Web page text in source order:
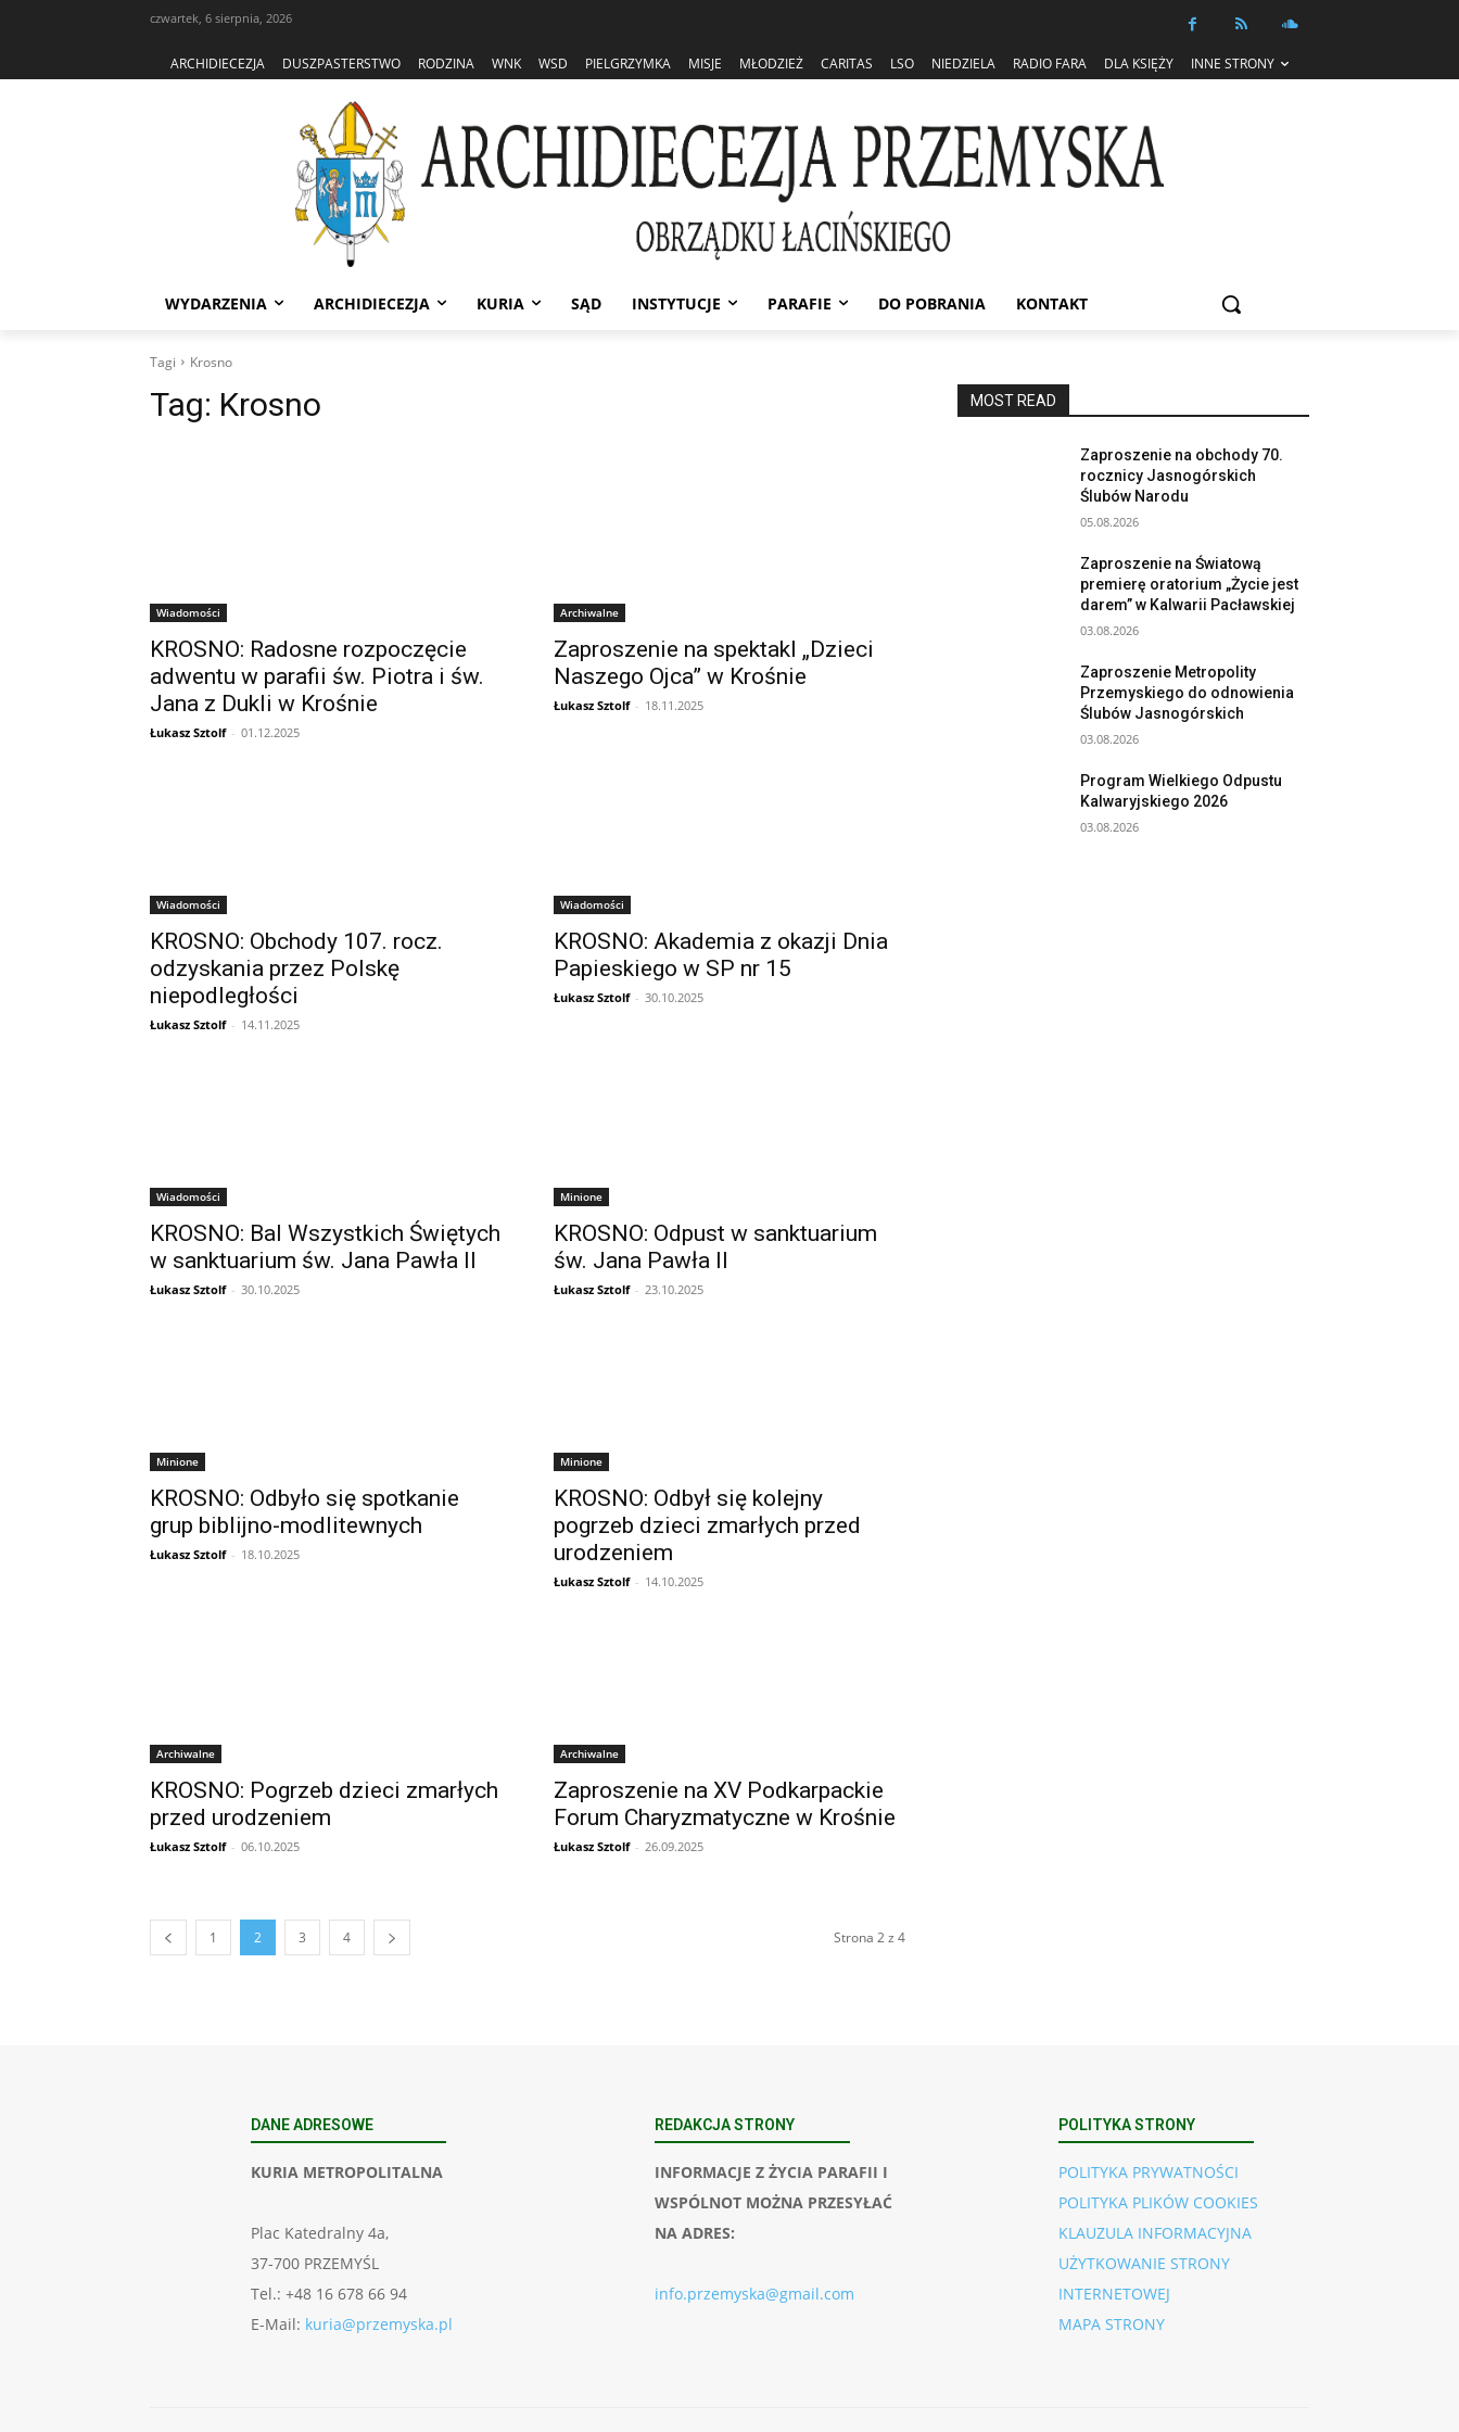
czwartek, 6 sierpnia, 2026
ARCHIDIECEZJA DUSZPASTERSTWO RODZINA WNK WSD PIELGRZYMKA MISJE MŁODZIEŻ CARITAS LSO NIEDZIELA RADIO FARA DLA KSIĘŻY INNE STRONY
WYDARZENIA ARCHIDIECEZJA KURIA SĄD INSTYTUCJE PARAFIE DO POBRANIA KONTAKT
Tagi Krosno
Tag: Krosno
Wiadomości
KROSNO: Radosne rozpoczęcie
adwentu w parafii św. Piotra i św.
Jana z Dukli w Krośnie
Łukasz Sztolf - 01.12.2025
Archiwalne
Zaproszenie na spektakl „Dzieci
Naszego Ojca” w Krośnie
Łukasz Sztolf - 18.11.2025
Wiadomości
KROSNO: Obchody 107. rocz.
odzyskania przez Polskę
niepodległości
Łukasz Sztolf - 14.11.2025
Wiadomości
KROSNO: Akademia z okazji Dnia
Papieskiego w SP nr 15
Łukasz Sztolf - 30.10.2025
Wiadomości
KROSNO: Bal Wszystkich Świętych
w sanktuarium św. Jana Pawła II
Łukasz Sztolf - 30.10.2025
Minione
KROSNO: Odpust w sanktuarium
św. Jana Pawła II
Łukasz Sztolf - 23.10.2025
Minione
KROSNO: Odbyło się spotkanie
grup biblijno-modlitewnych
Łukasz Sztolf - 18.10.2025
Minione
KROSNO: Odbył się kolejny
pogrzeb dzieci zmarłych przed
urodzeniem
Łukasz Sztolf - 14.10.2025
Archiwalne
KROSNO: Pogrzeb dzieci zmarłych
przed urodzeniem
Łukasz Sztolf - 06.10.2025
Archiwalne
Zaproszenie na XV Podkarpackie
Forum Charyzmatyczne w Krośnie
Łukasz Sztolf - 26.09.2025
1 2 3 4 Strona 2 z 4
MOST READ
Zaproszenie na obchody 70.
rocznicy Jasnogórskich
Ślubów Narodu
05.08.2026
Zaproszenie na Światową
premierę oratorium „Życie jest
darem” w Kalwarii Pacławskiej
03.08.2026
Zaproszenie Metropolity
Przemyskiego do odnowienia
Ślubów Jasnogórskich
03.08.2026
Program Wielkiego Odpustu
Kalwaryjskiego 2026
03.08.2026
DANE ADRESOWE
KURIA METROPOLITALNA
Plac Katedralny 4a,
37-700 PRZEMYŚL
Tel.: +48 16 678 66 94
E-Mail: kuria@przemyska.pl
REDAKCJA STRONY
INFORMACJE Z ŻYCIA PARAFII I
WSPÓLNOT MOŻNA PRZESYŁAĆ
NA ADRES:
info.przemyska@gmail.com
POLITYKA STRONY
POLITYKA PRYWATNOŚCI
POLITYKA PLIKÓW COOKIES
KLAUZULA INFORMACYJNA
UŻYTKOWANIE STRONY
INTERNETOWEJ
MAPA STRONY